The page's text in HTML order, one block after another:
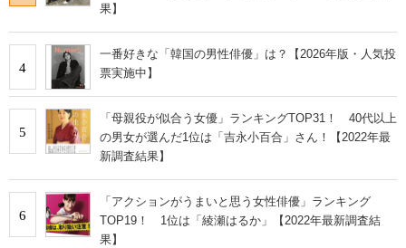
果】
4
一番好きな「韓国の男性俳優」は？【2026年版・人気投
票実施中】
5
「母親役が似合う女優」ランキングTOP31！ 40代以上
の男女が選んだ1位は「吉永小百合」さん！【2022年最
新調査結果】
6
「アクションがうまいと思う女性俳優」ランキング
TOP19！ 1位は「綾瀬はるか」【2022年最新調査結
果】